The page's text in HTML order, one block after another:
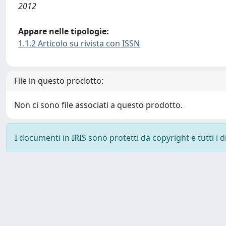
2012
Appare nelle tipologie:
1.1.2 Articolo su rivista con ISSN
File in questo prodotto:
Non ci sono file associati a questo prodotto.
I documenti in IRIS sono protetti da copyright e tutti i